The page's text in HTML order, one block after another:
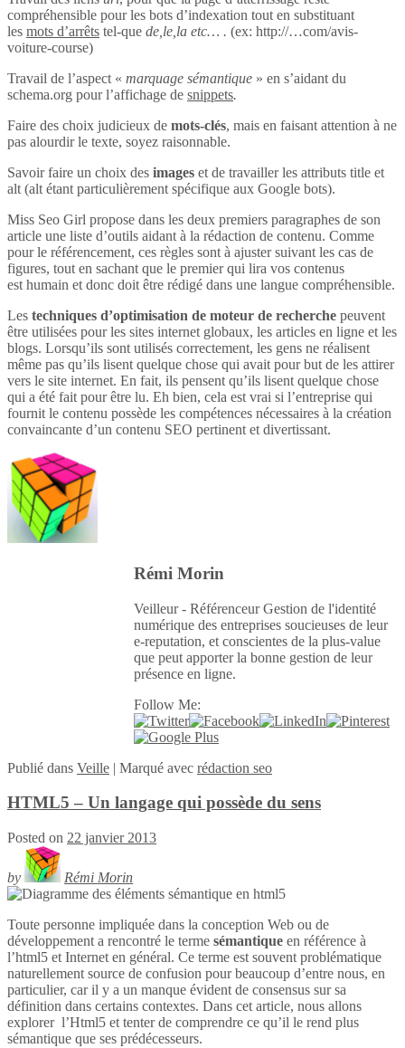
compréhensible pour les bots d’indexation tout en substituant
les mots d’arrêts tel-que de,le,la etc… . (ex: http://…com/avis-
voiture-course)
Travail de l’aspect « marquage sémantique » en s’aidant du
schema.org pour l’affichage de snippets.
Faire des choix judicieux de mots-clés, mais en faisant attention à ne
pas alourdir le texte, soyez raisonnable.
Savoir faire un choix des images et de travailler les attributs title et
alt (alt étant particulièrement spécifique aux Google bots).
Miss Seo Girl propose dans les deux premiers paragraphes de son
article une liste d’outils aidant à la rédaction de contenu. Comme
pour le référencement, ces règles sont à ajuster suivant les cas de
figures, tout en sachant que le premier qui lira vos contenus
est humain et donc doit être rédigé dans une langue compréhensible.
Les techniques d’optimisation de moteur de recherche peuvent
être utilisées pour les sites internet globaux, les articles en ligne et les
blogs. Lorsqu’ils sont utilisés correctement, les gens ne réalisent
même pas qu’ils lisent quelque chose qui avait pour but de les attirer
vers le site internet. En fait, ils pensent qu’ils lisent quelque chose
qui a été fait pour être lu. Eh bien, cela est vrai si l’entreprise qui
fournit le contenu possède les compétences nécessaires à la création
convaincante d’un contenu SEO pertinent et divertissant.
Rémi Morin
Veilleur - Référenceur Gestion de l'identité
numérique des entreprises soucieuses de leur
e-reputation, et conscientes de la plus-value
que peut apporter la bonne gestion de leur
présence en ligne.
Follow Me:
Publié dans Veille | Marqué avec rédaction seo
HTML5 – Un langage qui possède du sens
Posted on 22 janvier 2013
by Rémi Morin
Toute personne impliquée dans la conception Web ou de
développement a rencontré le terme sémantique en référence à
l’html5 et Internet en général. Ce terme est souvent problématique
naturellement source de confusion pour beaucoup d’entre nous, en
particulier, car il y a un manque évident de consensus sur sa
définition dans certains contextes. Dans cet article, nous allons
explorer l’Html5 et tenter de comprendre ce qu’il le rend plus
sémantique que ses prédécesseurs.